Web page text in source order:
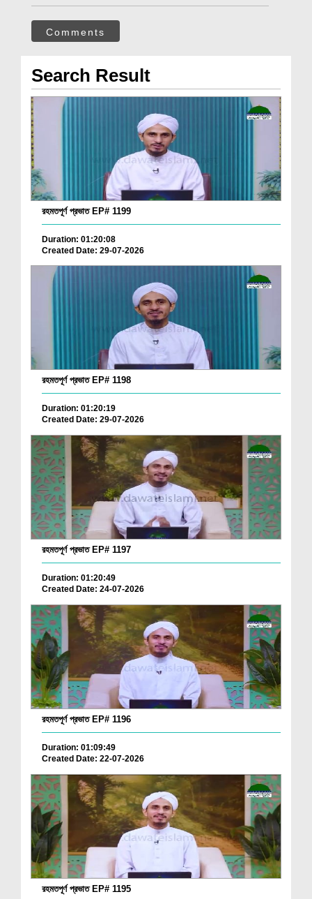
Comments
Search Result
রহমতপূর্ণ প্রভাত EP# 1199
Duration: 01:20:08
Created Date: 29-07-2026
রহমতপূর্ণ প্রভাত EP# 1198
Duration: 01:20:19
Created Date: 29-07-2026
রহমতপূর্ণ প্রভাত EP# 1197
Duration: 01:20:49
Created Date: 24-07-2026
রহমতপূর্ণ প্রভাত EP# 1196
Duration: 01:09:49
Created Date: 22-07-2026
রহমতপূর্ণ প্রভাত EP# 1195